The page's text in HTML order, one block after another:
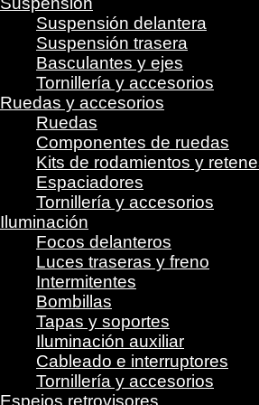
Suspensión delantera
Suspensión trasera
Basculantes y ejes
Tornillería y accesorios
Ruedas y accesorios
Ruedas
Componentes de ruedas
Kits de rodamientos y
Espaciadores
Tornillería y accesorios
Iluminación
Focos delanteros
Luces traseras y freno
Intermitentes
Bombillas
Tapas y soportes
Iluminación auxiliar
Cableado e interruptores
Tornillería y accesorios
Espejos retrovisores